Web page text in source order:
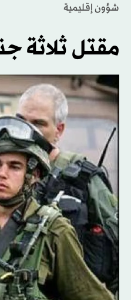
شؤون إقليمية
مقتل ثلاثة